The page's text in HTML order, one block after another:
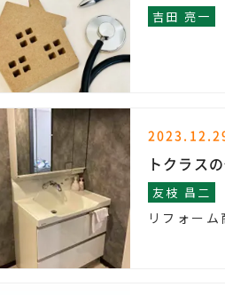
吉田 亮一
トクラス
友枝 昌二
リフォーム